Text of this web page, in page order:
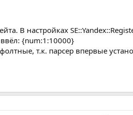
В настройках
{num:1:10000}
т.к. парсер впервые